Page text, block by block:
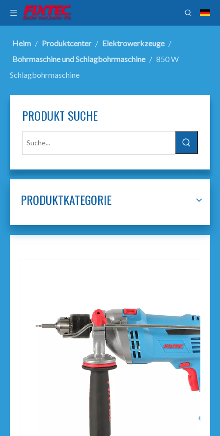
Heim / Produktcenter / Elektrowerkzeuge /
Bohrmaschine und Schlagbohrmaschine / 850 W
Schlagbohrmaschine
PRODUKT SUCHE
PRODUKTKATEGORIE